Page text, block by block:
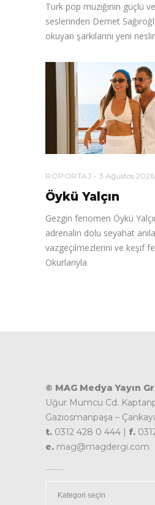
Türk pop müziğinin güçlü
seslerinden Demet
okuyan şarkılarını yeni
RÖPORTAJ 3 Ağustos 2026
Öykü Yalçın
Gezgin fenomen Öykü
adrenalin dolu seyahat
vazgeçilmezlerini ve keşif
Okurlarıyla
© MAG Medya Yayın
Uğur Mumcu Cd.
Gaziosmanpaşa –
t. 0312 428 0 444 | f.
e. mag@magdergi.com